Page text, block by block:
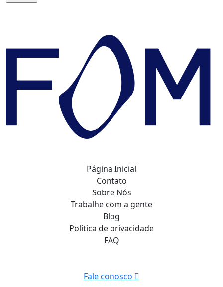
Página Inicial
Contato
Sobre Nós
Trabalhe com a gente
Blog
Política de privacidade
FAQ
Fale conosco